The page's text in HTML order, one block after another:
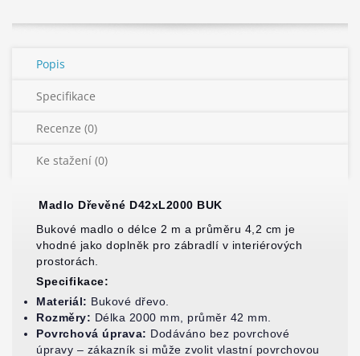
Popis
Specifikace
Recenze (0)
Ke stažení (0)
Madlo Dřevěné D42xL2000 BUK
Bukové madlo o délce 2 m a průměru 4,2 cm je
vhodné jako doplněk pro zábradlí v interiérových
prostorách.
Specifikace:
Materiál: Bukové dřevo.
Rozměry: Délka 2000 mm, průměr 42 mm.
Povrchová úprava: Dodáváno bez povrchové
úpravy – zákazník si může zvolit vlastní povrchovou